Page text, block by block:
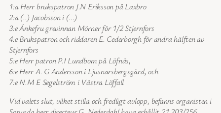
1:a Herr brukspatron J.N Eriksson på Laxbro
2:a (..) Jacobsson i (…)
3:e Änkefru grevinnan Mörner för 1/2 Stjernfors
4:e Brukspatron och riddaren E. Cederborgh för andra hälften av
Stjernfors
5:e Herr patron P.I Lundbom på Löfnäs,
6:e Herr A. G Andersson i Ljusnarsbergsgård, och
7:e N.M E Segelström i Västra Löffall
Vid valets slut, vilket stilla och fredligt avlopp, befanns organisten i